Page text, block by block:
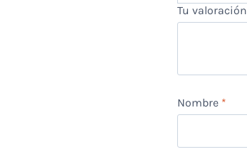
Tu valoración
Nombre *